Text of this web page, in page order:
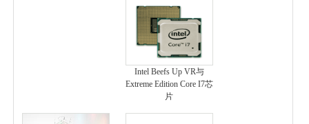
Intel Beefs Up VR与
Extreme Edition Core I7芯
片